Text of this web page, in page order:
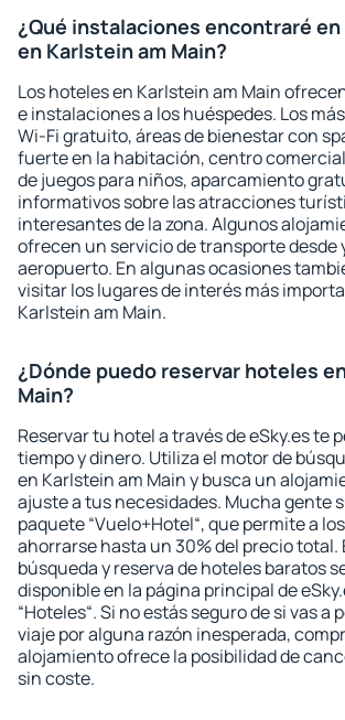
¿Qué instalaciones encontraré
en Karlstein am Main?
Los hoteles en Karlstein am Main
e instalaciones a los huéspedes. Los
Wi-Fi gratuito, áreas de bienestar con
fuerte en la habitación, centro
de juegos para niños, aparcamiento
informativos sobre las atracciones
interesantes de la zona. Algunos
ofrecen un servicio de transporte desde
aeropuerto. En algunas ocasiones
visitar los lugares de interés más
Karlstein am Main.
¿Dónde puedo reservar hoteles
Main?
Reservar tu hotel a través de eSky.es te
tiempo y dinero. Utiliza el motor de
en Karlstein am Main y busca un
ajuste a tus necesidades. Mucha gente
paquete “Vuelo+Hotel“, que permite a
ahorrarse hasta un 30% del precio total.
búsqueda y reserva de hoteles baratos
disponible en la página principal de
“Hoteles“. Si no estás seguro de si vas a
viaje por alguna razón inesperada,
alojamiento ofrece la posibilidad de
sin coste.